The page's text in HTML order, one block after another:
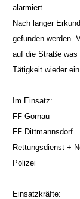
alarmiert.
Nach langer
gefunden werden.
auf die Straße
Tätigkeit wieder ein.
Im Einsatz:
FF Gornau
FF Dittmannsdorf
Rettungsdienst +
Polizei
Einsatzkräfte: